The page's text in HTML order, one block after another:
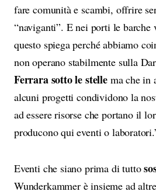
fare comunità e scambi, offrire
“naviganti”. E nei porti le barche
questo spiega perché abbiamo
non operano stabilmente sulla
Ferrara sotto le stellema che in
alcuni progetti condividono la
ad essere risorse che portano il
producono qui eventi o
Eventi che siano prima di tutto
Wunderkammer è insieme ad